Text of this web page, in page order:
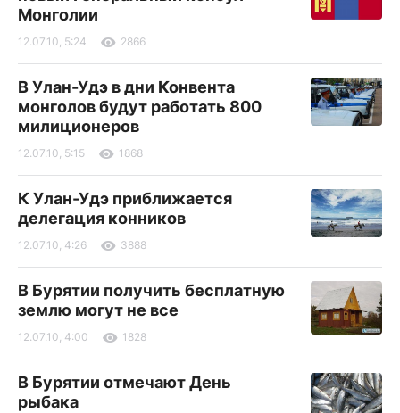
Монголии
12.07.10, 5:24 2866
В Улан-Удэ в дни Конвента
монголов будут работать 800
милиционеров
12.07.10, 5:15 1868
К Улан-Удэ приближается
делегация конников
12.07.10, 4:26 3888
В Бурятии получить бесплатную
землю могут не все
12.07.10, 4:00 1828
В Бурятии отмечают День
рыбака